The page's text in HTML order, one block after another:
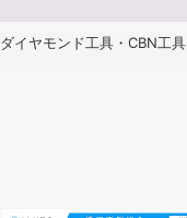
ダイヤモンド工具・CBN工具